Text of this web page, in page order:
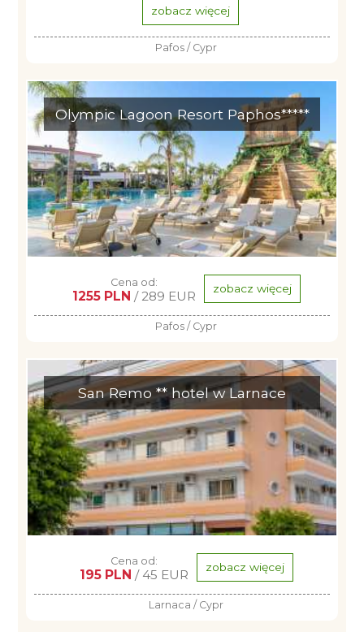
zobacz więcej
Pafos / Cypr
Olympic Lagoon Resort Paphos*****
Cena od:
1255 PLN / 289 EUR zobacz więcej
Pafos / Cypr
San Remo ** hotel w Larnace
Cena od:
195 PLN / 45 EUR zobacz więcej
Larnaca / Cypr